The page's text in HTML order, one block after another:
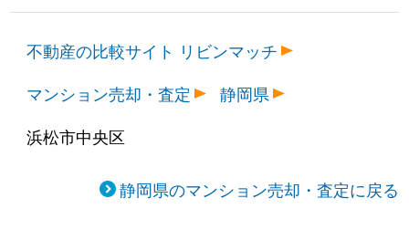
不動産の比較サイト リビンマッチ
マンション売却・査定
静岡県
浜松市中央区
静岡県のマンション売却・査定に戻る